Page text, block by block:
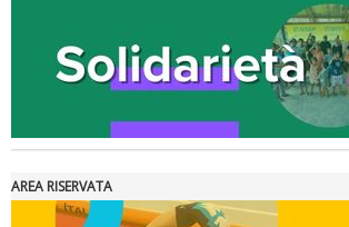
AREA RISERVATA